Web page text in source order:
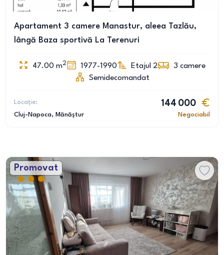
Apartament 3 camere Manastur, aleea Tazlău,
lângă Baza sportivă La Terenuri
47.00 m2 1977-1990 Etajul 2 3 camere
Semidecomandat
Locație:
Cluj-Napoca, Mănăștur
144 000
Negociabil
Promovat